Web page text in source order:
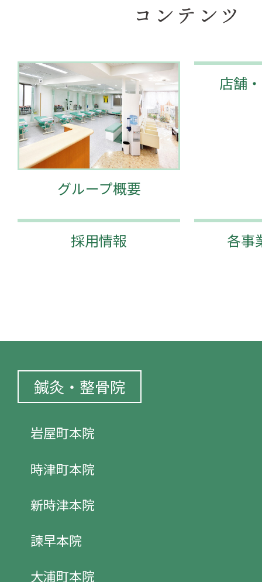
コンテンツ
グループ概要
店舗
採用情報 各事
鍼灸・整骨院
岩屋町本院
時津町本院
新時津本院
諫早本院
大浦町本院